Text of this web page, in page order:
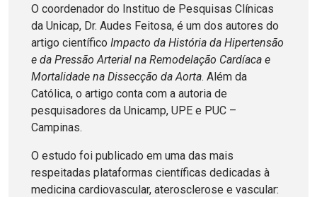
O coordenador do Instituo de Pesquisas Clínicas
da Unicap, Dr. Audes Feitosa, é um dos autores do
artigo científico Impacto da História da Hipertensão
e da Pressão Arterial na Remodelação Cardíaca e
Mortalidade na Dissecção da Aorta. Além da
Católica, o artigo conta com a autoria de
pesquisadores da Unicamp, UPE e PUC –
Campinas.
O estudo foi publicado em uma das mais
respeitadas plataformas científicas dedicadas à
medicina cardiovascular, aterosclerose e vascular: